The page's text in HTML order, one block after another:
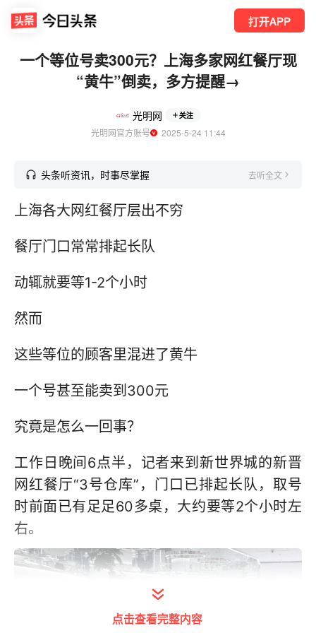
打开APP
一个等位号卖300元？上海多家网红餐厅现
“黄牛”倒卖，多方提醒→
光明网 关注
光明网官方账号
  2025-5-24 11:44
头条听资讯，时事尽掌握 去听全文
上海各大网红餐厅层出不穷
餐厅门口常常排起长队
动辄就要等1-2个小时
然而
这些等位的顾客里混进了黄牛
一个号甚至能卖到300元
究竟是怎么一回事？
工作日晚间6点半，记者来到新世界城的新晋
网红餐厅“3号仓库”，门口已排起长队，取号
时前面已有足足60多桌，大约要等2个小时左
右。
点击查看完整内容